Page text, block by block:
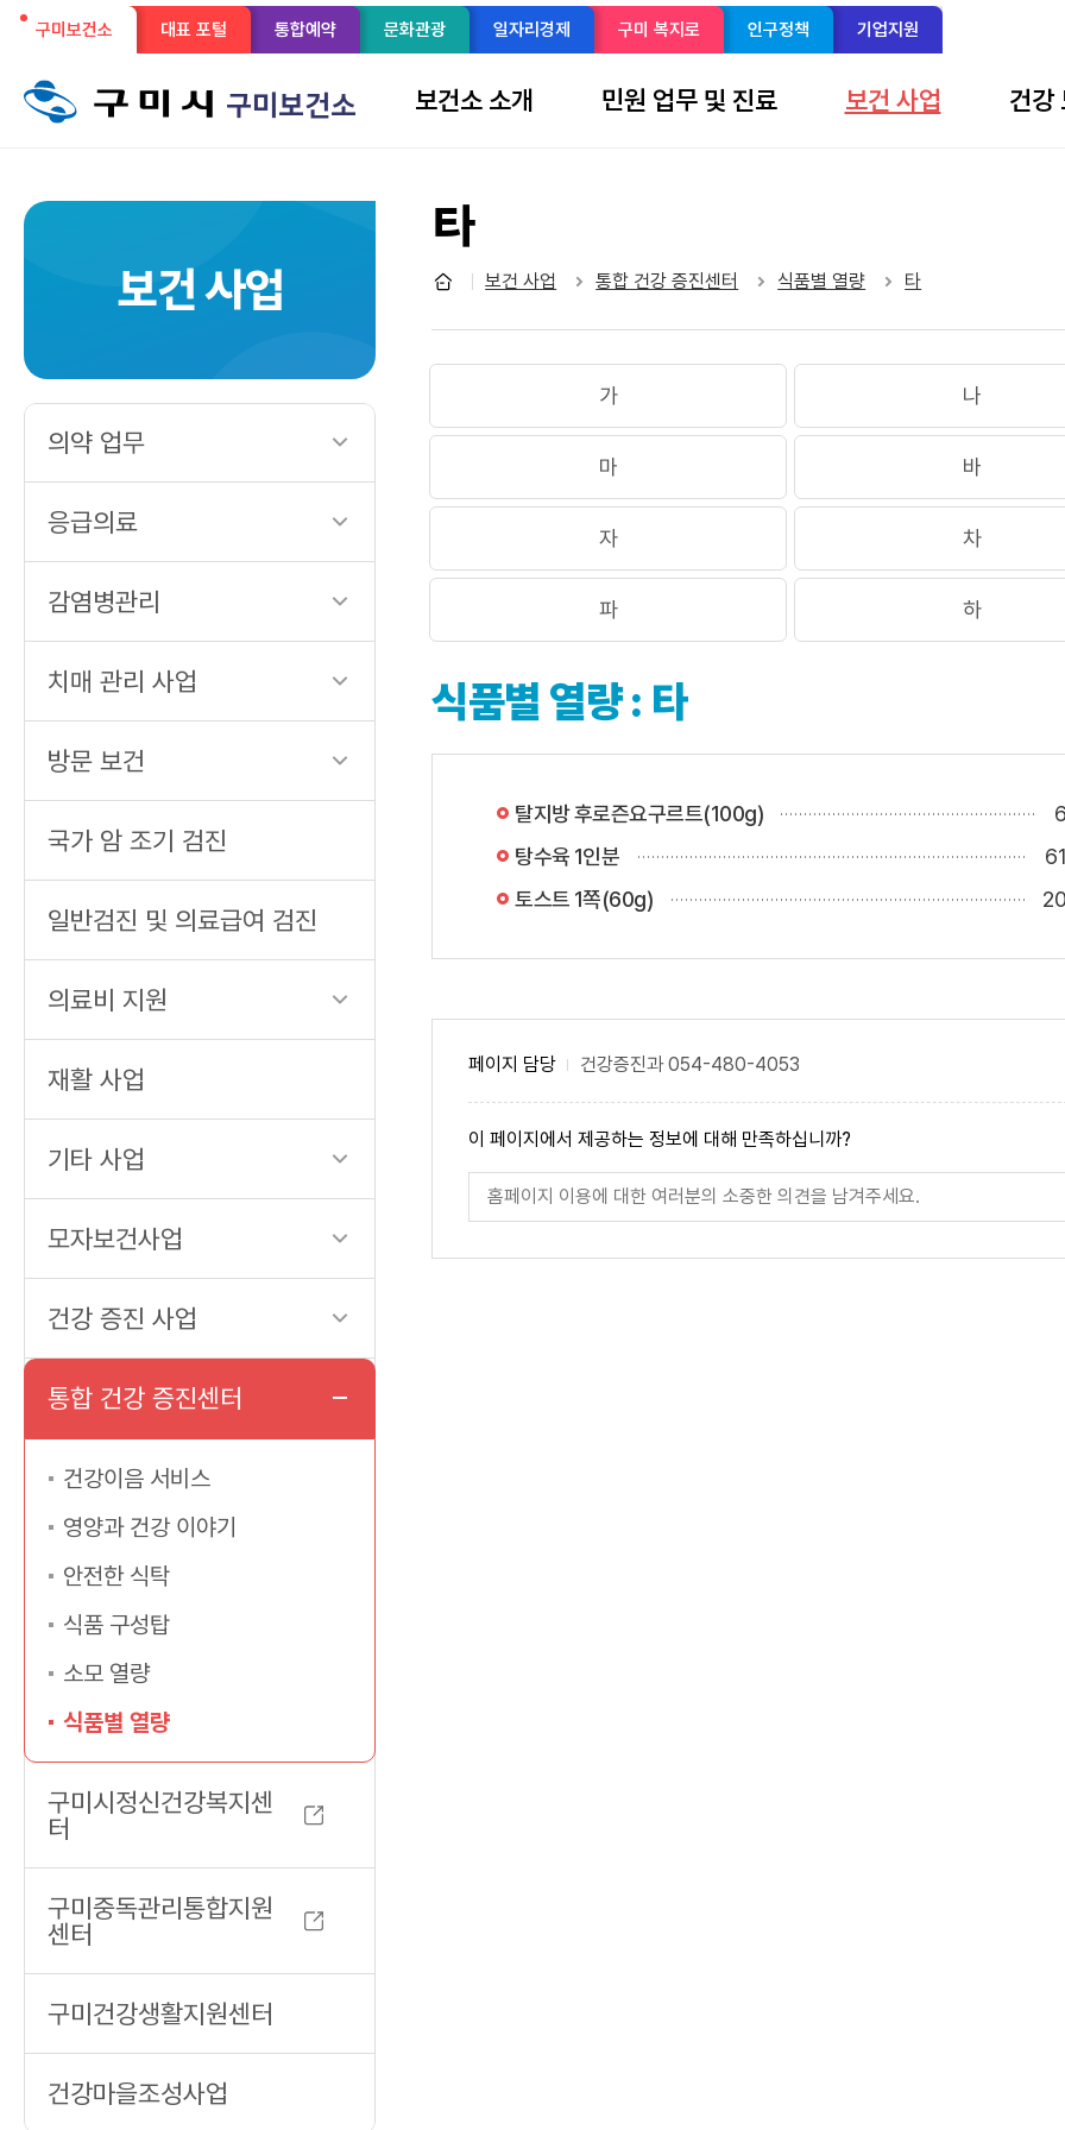
구미보건소
됨
대표 포털 통합예약 문화관광 일자리경제 구미 복지로 인구정책 기업지원
구미보건소 보건소 소개 민원 업무 및 진료 보건 사업 건강
보건 사업
의약 업무
응급의료
감염병관리
치매 관리 사업
방문 보건
국가 암 조기 검진
일반검진 및 의료급여 검진
의료비 지원
재활 사업
기타 사업
모자보건사업
건강 증진 사업
통합 건강 증진센터
건강이음 서비스
영양과 건강 이야기
안전한 식탁
식품 구성탑
소모 열량
식품별 열량
구미시정신건강복지센
터
구미중독관리통합지원
센터
구미건강생활지원센터
건강마을조성사업
타
보건 사업 통합 건강 증진센터 식품별 열량 타
가 나
마 바
자 차
파 하
식품별 열량 : 타
탈지방 후로즌요구르트(100g)
탕수육 1인분
토스트 1쪽(60g)
페이지 담당 건강증진과054-480-4053
페
이
지
도
이 페이지에서 제공하는 정보에 대해 만족하십니까?
페
지
족